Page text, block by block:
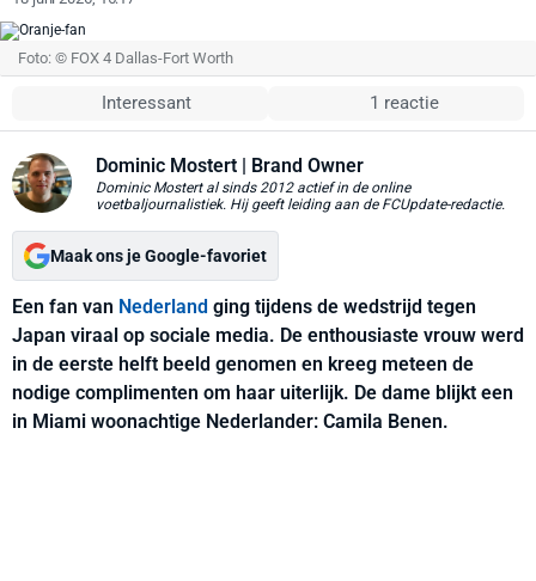
Foto: © FOX 4 Dallas-Fort Worth
Interessant 1 reactie
Dominic Mostert | Brand Owner
Dominic Mostert al sinds 2012 actief in de online
voetbaljournalistiek. Hij geeft leiding aan de FCUpdate-redactie.
Maak ons je Google-favoriet
Een fan van Nederland ging tijdens de wedstrijd tegen
Japan viraal op sociale media. De enthousiaste vrouw werd
in de eerste helft beeld genomen en kreeg meteen de
nodige complimenten om haar uiterlijk. De dame blijkt een
in Miami woonachtige Nederlander: Camila Benen.